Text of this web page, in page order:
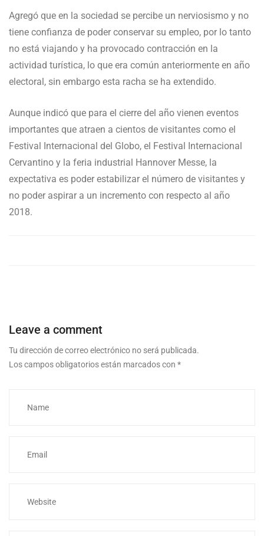
Agregó que en la sociedad se percibe un nerviosismo y no
tiene confianza de poder conservar su empleo, por lo tanto
no está viajando y ha provocado contracción en la
actividad turística, lo que era común anteriormente en año
electoral, sin embargo esta racha se ha extendido.
Aunque indicó que para el cierre del año vienen eventos
importantes que atraen a cientos de visitantes como el
Festival Internacional del Globo, el Festival Internacional
Cervantino y la feria industrial Hannover Messe, la
expectativa es poder estabilizar el número de visitantes y
no poder aspirar a un incremento con respecto al año
2018.
Leave a comment
Tu dirección de correo electrónico no será publicada.
Los campos obligatorios están marcados con *